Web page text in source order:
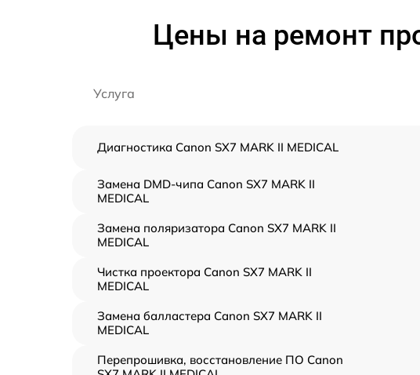
Цены на ремонт
Услуга
Диагностика Canon SX7 MARK II MEDICAL
Замена DMD-чипа Canon SX7 MARK II
MEDICAL
Замена поляризатора Canon SX7 MARK II
MEDICAL
Чистка проектора Canon SX7 MARK II
MEDICAL
Замена балластера Canon SX7 MARK II
MEDICAL
Перепрошивка, восстановление ПО Canon